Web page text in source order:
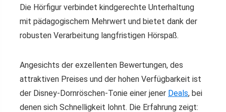
Die Hörfigur verbindet kindgerechte Unterhaltung
mit pädagogischem Mehrwert und bietet dank der
robusten Verarbeitung langfristigen Hörspaß.
Angesichts der exzellenten Bewertungen, des
attraktiven Preises und der hohen Verfügbarkeit ist
der Disney-Dornröschen-Tonie einer jener Deals, bei
denen sich Schnelligkeit lohnt. Die Erfahrung zeigt: